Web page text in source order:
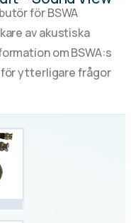
för BSWA
av akustiska
om BSWA:s
för ytterligare frågor